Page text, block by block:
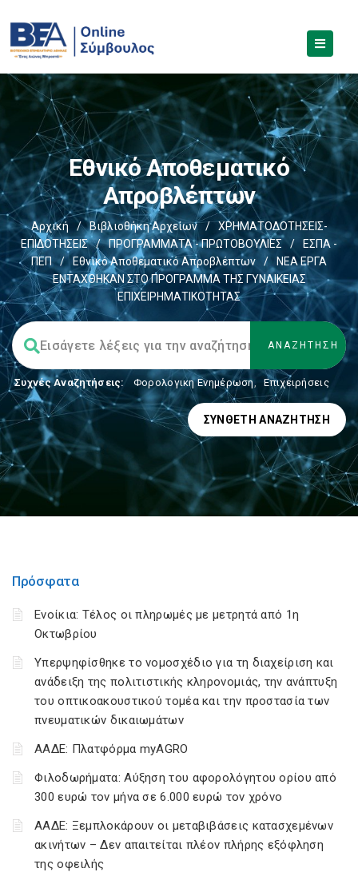
Εθνικό Αποθεματικό
Απροβλέπτων
Αρχική / Βιβλιοθήκη Αρχείων /
ΧΡΗΜΑΤΟΔΟΤΗΣΕΙΣ-
ΕΠΙΔΟΤΗΣΕΙΣ
/ ΠΡΟΓΡΑΜΜΑΤΑ - ΠΡΩΤΟΒΟΥΛΙΕΣ /
ΕΣΠΑ -
ΠΕΠ
/ Εθνικό Αποθεματικό Απροβλέπτων /
ΝΕΑ ΕΡΓΑ
ΕΝΤΑΧΘΗΚΑΝ ΣΤΟ ΠΡΟΓΡΑΜΜΑ ΤΗΣ ΓΥΝΑΙΚΕΙΑΣ
ΕΠΙΧΕΙΡΗΜΑΤΙΚΟΤΗΤΑΣ
Συχνές Αναζητήσεις: Φορολογικη Ενημέρωση, Επιχειρήσεις
ΣΎΝΘΕΤΗ ΑΝΑΖΉΤΗΣΗ
Πρόσφατα
Ενοίκια: Τέλος οι πληρωμές με μετρητά από 1η
Οκτωβρίου
Υπερψηφίσθηκε το νομοσχέδιο για τη διαχείριση και
ανάδειξη της πολιτιστικής κληρονομιάς, την ανάπτυξη
του οπτικοακουστικού τομέα και την προστασία των
πνευματικών δικαιωμάτων
ΑΑΔΕ: Πλατφόρμα myAGRO
Φιλοδωρήματα: Αύξηση του αφορολόγητου ορίου από
300 ευρώ τον μήνα σε 6.000 ευρώ τον χρόνο
ΑΑΔΕ: Ξεμπλοκάρουν οι μεταβιβάσεις κατασχεμένων
ακινήτων – Δεν απαιτείται πλέον πλήρης εξόφληση
της οφειλής